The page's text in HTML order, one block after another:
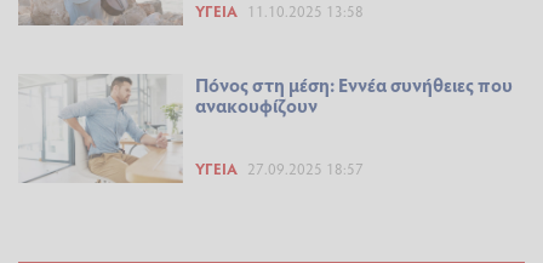
ΥΓΕΊΑ 11.10.2025 13:58
Πόνος στη μέση: Εννέα συνήθειες που
ανακουφίζουν
ΥΓΕΊΑ 27.09.2025 18:57